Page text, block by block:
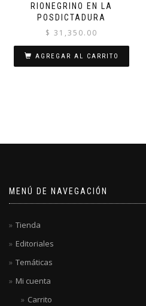
RIONEGRINO EN LA
POSDICTADURA
$ 31,350.00
AGREGAR AL CARRITO
MENÚ DE NAVEGACIÓN
Tienda
Editoriales
Temáticas
Mi cuenta
Carrito